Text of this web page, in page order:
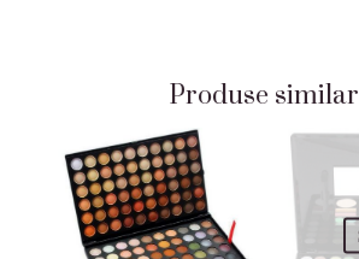
Produse